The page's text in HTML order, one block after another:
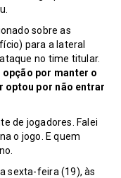
sobre as
para a lateral
no time titular.
opção por manter o
optou por não entrar
de jogadores. Falei
o jogo. E quem
sexta-feira (19), às